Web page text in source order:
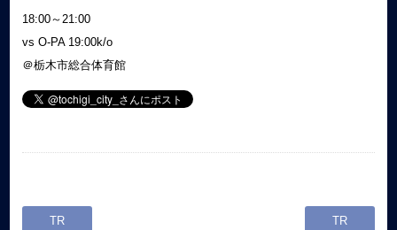
18:00～21:00
vs O-PA 19:00k/o
＠栃木市総合体育館
TR
TR